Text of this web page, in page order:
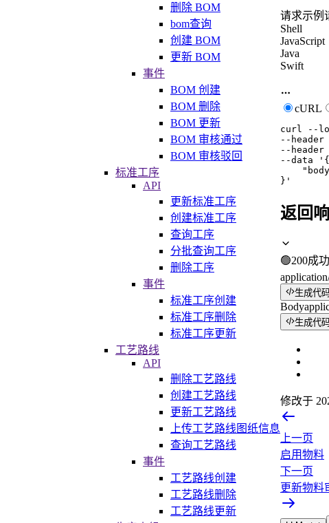
删除 BOM
bom查询
创建 BOM
更新 BOM
事件
BOM 创建
BOM 删除
BOM 更新
BOM 审核通过
BOM 审核驳回
标准工序
API
更新标准工序
创建标准工序
查询工序
分批查询工序
删除工序
事件
标准工序创建
标准工序删除
标准工序更新
工艺路线
API
删除工艺路线
创建工艺路线
更新工艺路线
上传工艺路线图纸信息
查询工艺路线
事件
工艺路线创建
工艺路线删除
工艺路线更新
请求示例
Shell
JavaScript
Java
Swift
cURL
curl --
--header
--header
--data
'{
}'
返回
🟢200成功
生成代
Body
生成代
修改于
上一页
启用物料
下一页
更新物料